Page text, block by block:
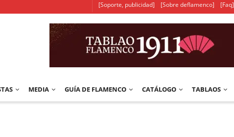
[Soporte, publicidad] [Sobre deflamenco] [Faq]
MEDIA GUÍA DE FLAMENCO CATÁLOGO TABLAOS